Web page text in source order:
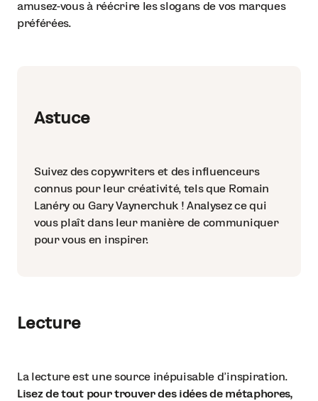
amusez-vous à réécrire les slogans de vos marques
préférées.
Astuce
Suivez des copywriters et des influenceurs
connus pour leur créativité, tels que Romain
Lanéry ou Gary Vaynerchuk ! Analysez ce qui
vous plaît dans leur manière de communiquer
pour vous en inspirer.
Lecture
La lecture est une source inépuisable d’inspiration.
Lisez de tout pour trouver des idées de métaphores,